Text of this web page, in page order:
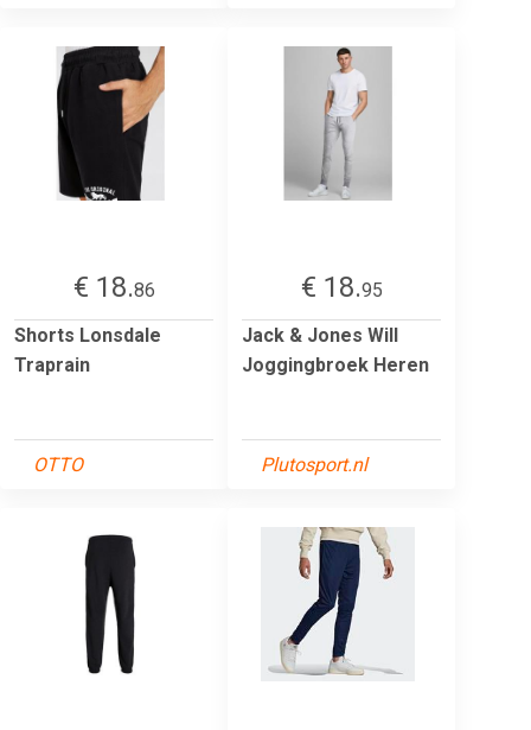
€ 18.86
Shorts Lonsdale
Traprain
OTTO
€ 18.95
Jack & Jones Will
Joggingbroek Heren
Plutosport.nl